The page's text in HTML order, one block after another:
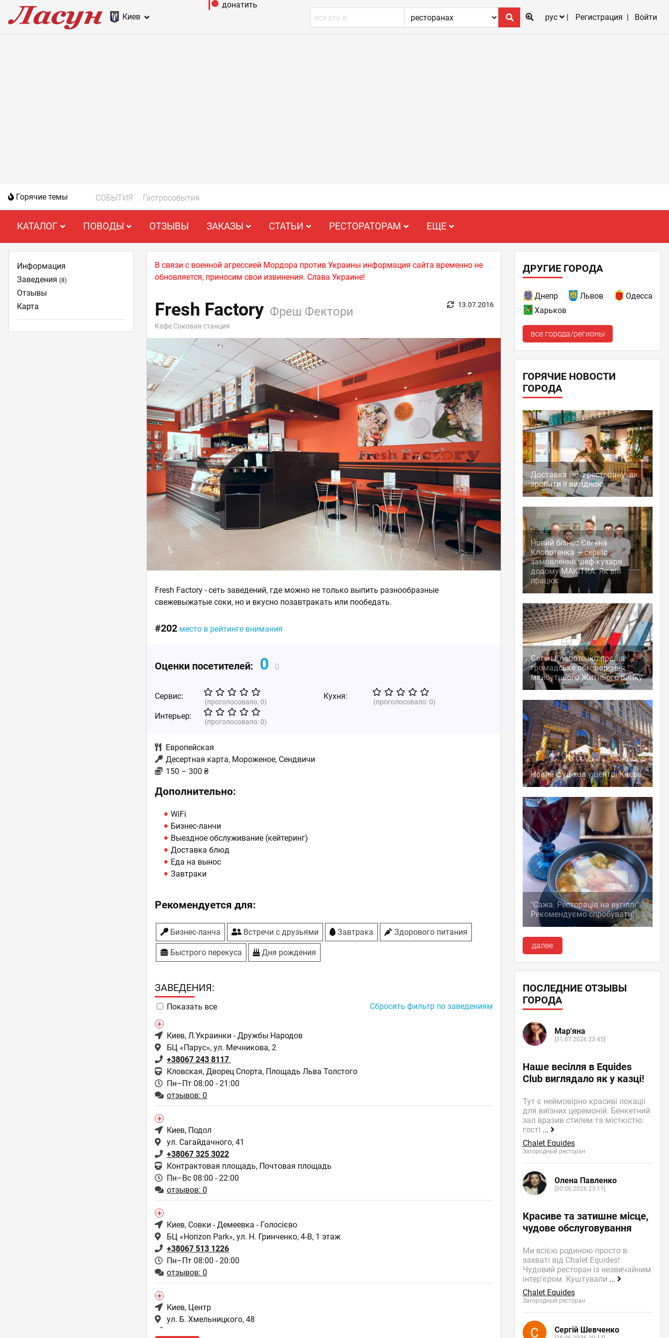
Киев
донатить
рус
Регистрация Войти
Горячие темы СОБЫТИЯ Гастрособытия
КАТАЛОГ ПОВОДЫ ОТЗЫВЫ ЗАКАЗЫ СТАТЬИ РЕСТОРАТОРАМ ЕЩЕ
В связи с военной агрессией Мордора против Украины информация сайта временно не
обновляется, приносим свои извинения. Слава Украине!
Fresh Factory Фреш Фектори
Кафе Соковая станция
13.07.2016
Fresh Factory - сеть заведений, где можно не только выпить разнообразные
свежевыжатые соки, но и вкусно позавтракать или пообедать.
#202 место в рейтинге внимания
Оценки посетителей: 0 0
Сервис:
(проголосовало:0)
Кухня:
(проголосовало:0)
Интерьер:
(проголосовало:0)
Европейская
Десертная карта, Мороженое, Сендвичи
150 – 300 ₴
Дополнительно:
WiFi
Бизнес-ланчи
Выездное обслуживание (кейтеринг)
Доставка блюд
Еда на вынос
Завтраки
Рекомендуется для:
Бизнес-ланча Встречи с друзьями Завтрака Здорового питания
Быстрого перекуса Дня рождения
ЗAВЕДЕНИЯ:
Показать все Сбросить фильтр по заведениям
Киев, Л.Украинки - Дружбы Народов
БЦ «Парус», ул. Мечникова, 2
+38067 243 8117
Кловская, Дворец Спорта, Площадь Льва Толстого
Пн–Пт 08:00 - 21:00
отзывов: 0
Киев, Подол
ул. Сагайдачного, 41
+38067 325 3022
Контрактовая площадь, Почтовая площадь
Пн–Вс 08:00 - 22:00
отзывов: 0
Киев, Совки - Демеевка - Голосієво
БЦ «Horizon Park», ул. Н. Гринченко, 4-В, 1 этаж
+38067 513 1226
Пн–Пт 08:00 - 20:00
отзывов: 0
Киев, Центр
ул. Б. Хмельницкого, 48
Информация
Заведения(8)
Отзывы
Карта
ДРУГИЕ ГОРОДА
Днепр Львов
Одесса
Харьков
все города/регионы
ГОРЯЧИЕ НОВОСТИ
ГОРОДА
Доставка їжі з ресторану: як
зробити її вигідною
Новий бізнес Євгена
Клопотенка — сервіс
замовлення шеф-кухаря
додому MAKITRA. Як він
працює
Євген Клопотенко провів
громадське обговорення
майбутнього Житнього ринку
Новий фуд-хол у центрі Києва
"Сажа. Ресторація на вугіллі":
Рекомендуємо спробувати!
далее
ПОСЛЕДНИЕ ОТЗЫВЫ
ГОРОДА
Мар'яна
[31.07.2026 23:45]
Наше весілля в Equides
Club виглядало як у казці!
Тут є неймовірно красиві локаціі
для виїзних церемоній. Бенкетний
зал вразив стилем та місткістю:
гості ...
Chalet Equides
Загородный ресторан
Олена Павленко
[30.06.2026 23:11]
Красиве та затишне місце,
чудове обслуговування
Ми всією родиною просто в
захваті від Chalet Equides!
Чудовий ресторан із незвичайним
інтер'єром. Куштували ...
Chalet Equides
Загородный ресторан
Сергій Шевченко